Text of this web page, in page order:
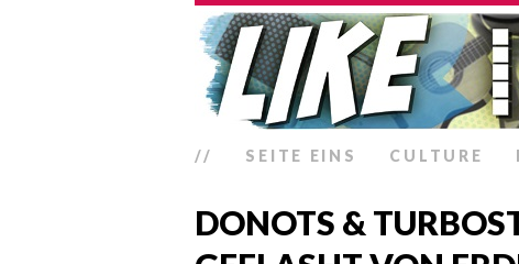
// SEITE EINS CULTURE
DONOTS &